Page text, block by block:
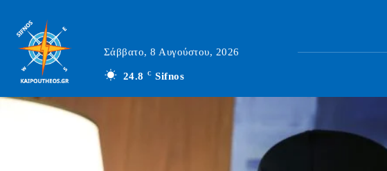
Σάββατο, 8 Αυγούστου, 2026
24.8 C Sifnos